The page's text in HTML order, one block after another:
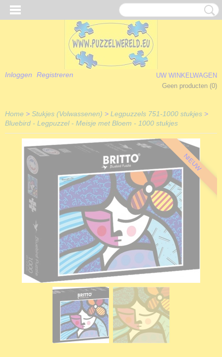
Inloggen Registreren
UW WINKELWAGEN
Geen producten (0)
Home > Stukjes (Volwassenen) > Legpuzzels 751-1000 stukjes >
Bluebird - Legpuzzel - Meisje met Bloem - 1000 stukjes
NIEUW